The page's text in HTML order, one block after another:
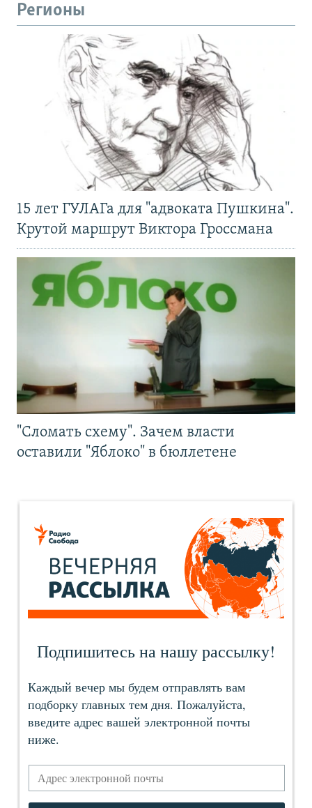
Регионы
15 лет ГУЛАГа для "адвоката Пушкина".
Крутой маршрут Виктора Гроссмана
"Сломать схему". Зачем власти
оставили "Яблоко" в бюллетене